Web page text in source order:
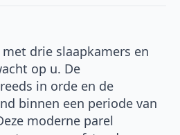
drie slaapkamers en
op u. De
in orde en de
binnen een periode van
moderne parel